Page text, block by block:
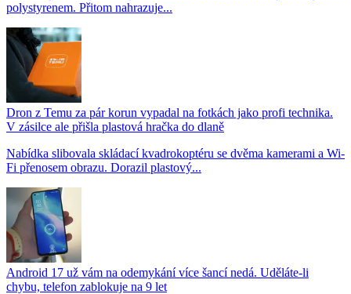
polystyrenem. Přitom nahrazuje...
Dron z Temu za pár korun vypadal na fotkách jako profi technika.
V zásilce ale přišla plastová hračka do dlaně
Nabídka slibovala skládací kvadrokoptéru se dvěma kamerami a Wi-
Fi přenosem obrazu. Dorazil plastový...
Android 17 už vám na odemykání více šancí nedá. Uděláte-li
chybu, telefon zablokuje na 9 let